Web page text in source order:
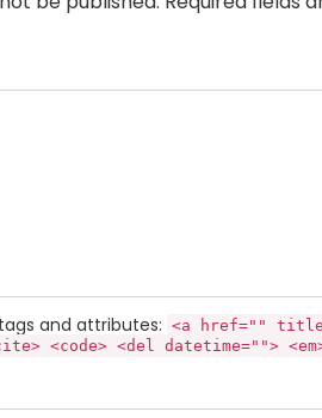
tags and attributes: <a href=""
<code> <del datetime="">